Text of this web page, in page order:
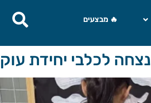
🔥 מבצעים
לכלבי יחידת